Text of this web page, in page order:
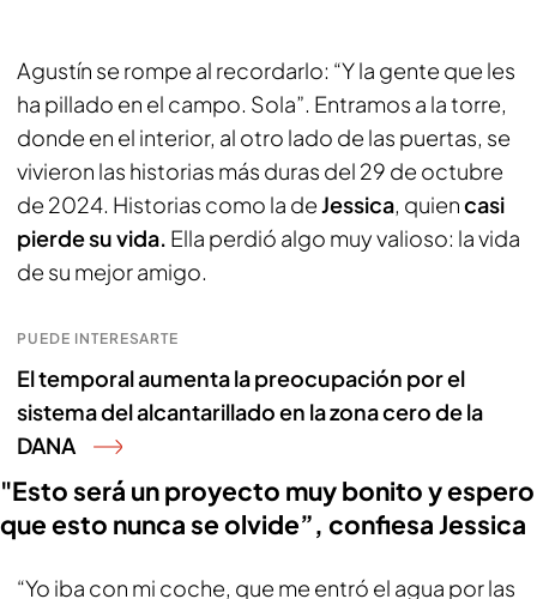
Agustín se rompe al recordarlo: “Y la gente que les
ha pillado en el campo. Sola”. Entramos a la torre,
donde en el interior, al otro lado de las puertas, se
vivieron las historias más duras del 29 de octubre
de 2024. Historias como la deJessica, quiencasi
pierde su vida. Ella perdió algo muy valioso: la vida
de su mejor amigo.
PUEDE INTERESARTE
El temporal aumenta la preocupación por el
sistema del alcantarillado en la zona cero de la
DANA
"Esto será un proyecto muy bonito y espero
que esto nunca se olvide”, confiesa Jessica
“Yo iba con mi coche, que me entró el agua por las